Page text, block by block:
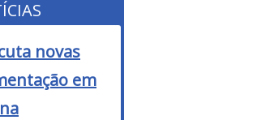
novas
em